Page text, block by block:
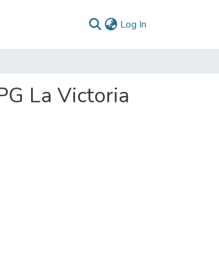
Log In
La Victoria